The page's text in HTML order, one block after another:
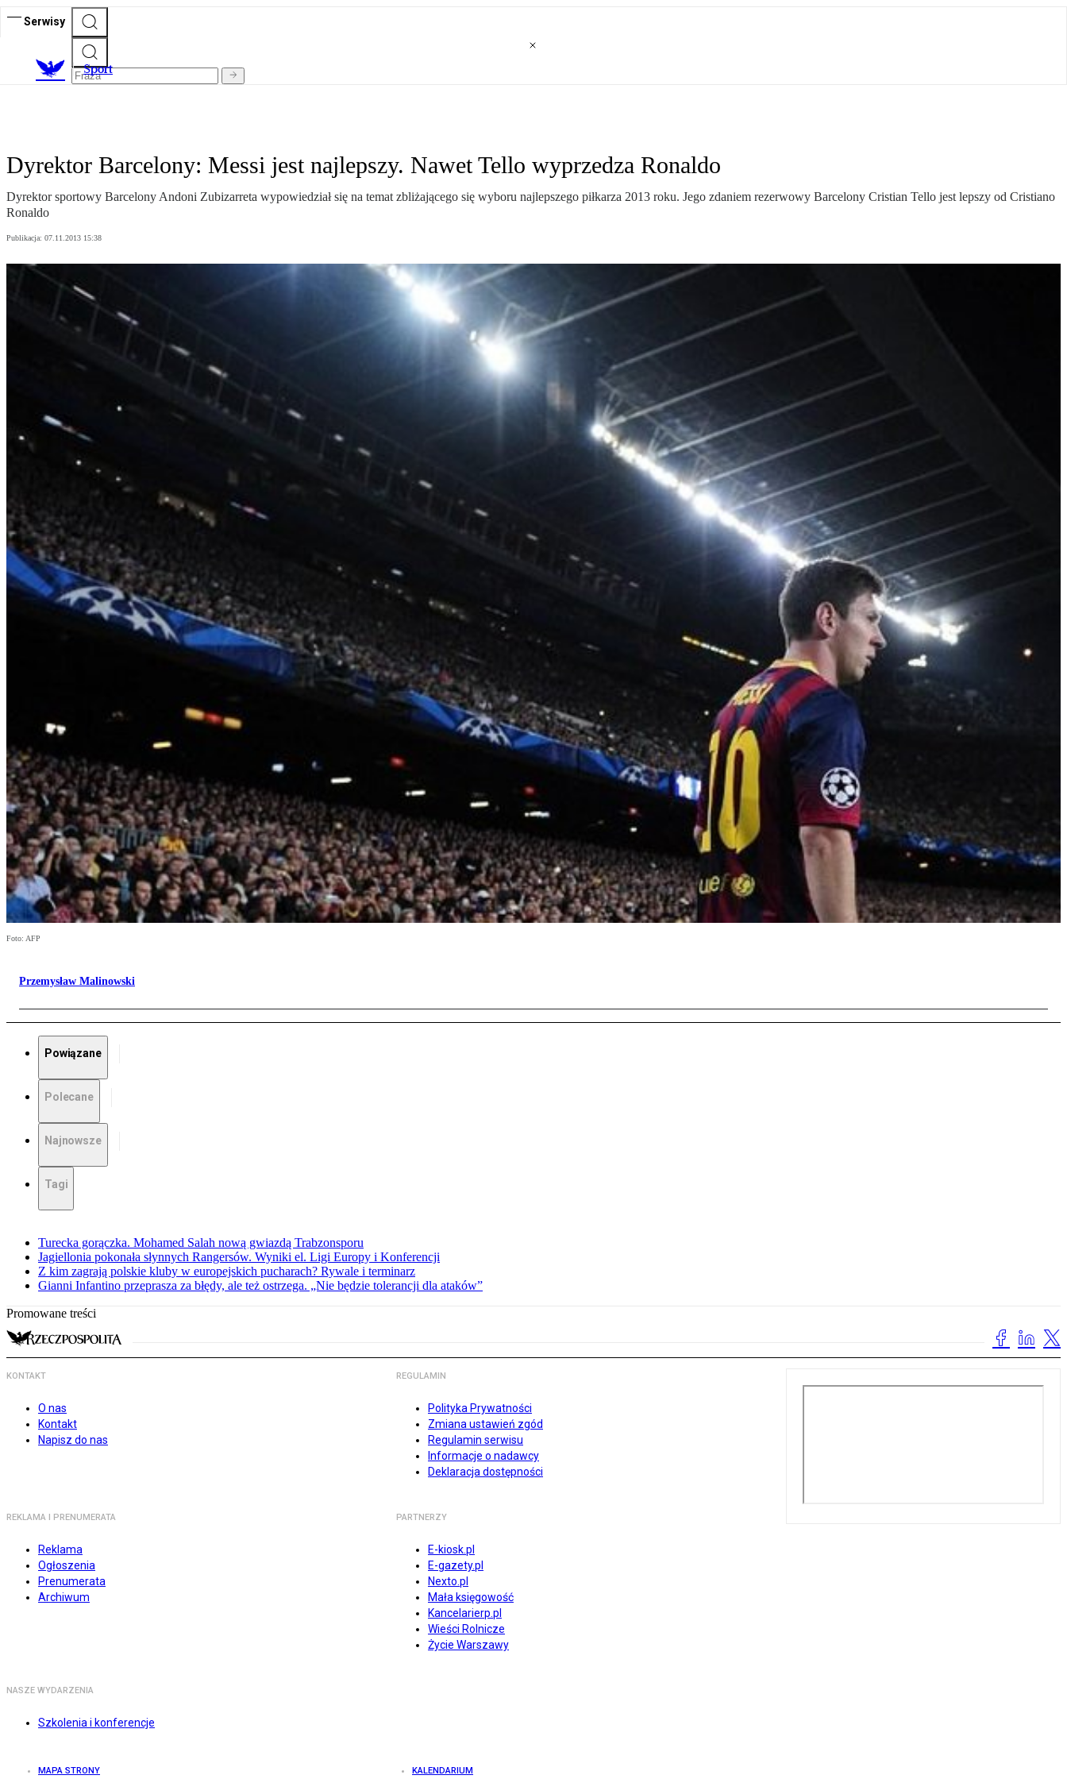
Serwisy
Sport
Dyrektor Barcelony: Messi jest najlepszy. Nawet Tello wyprzedza Ronaldo
Dyrektor sportowy Barcelony Andoni Zubizarreta wypowiedział się na temat zbliżającego się wyboru najlepszego piłkarza 2013 roku. Jego zdaniem rezerwowy Barcelony Cristian Tello jest lepszy od Cristiano
Ronaldo
Publikacja: 07.11.2013 15:38
Foto: AFP
Przemysław Malinowski
Powiązane
Polecane
Najnowsze
Tagi
Turecka gorączka. Mohamed Salah nową gwiazdą Trabzonsporu
Jagiellonia pokonała słynnych Rangersów. Wyniki el. Ligi Europy i Konferencji
Z kim zagrają polskie kluby w europejskich pucharach? Rywale i terminarz
Gianni Infantino przeprasza za błędy, ale też ostrzega. „Nie będzie tolerancji dla ataków”
Promowane treści
KONTAKT
O nas
Kontakt
Napisz do nas
REGULAMIN
Polityka Prywatności
Zmiana ustawień zgód
Regulamin serwisu
Informacje o nadawcy
Deklaracja dostępności
REKLAMA I PRENUMERATA
Reklama
Ogłoszenia
Prenumerata
Archiwum
PARTNERZY
E-kiosk.pl
E-gazety.pl
Nexto.pl
Mała księgowość
Kancelarierp.pl
Wieści Rolnicze
Życie Warszawy
NASZE WYDARZENIA
Szkolenia i konferencje
MAPA STRONY KALENDARIUM